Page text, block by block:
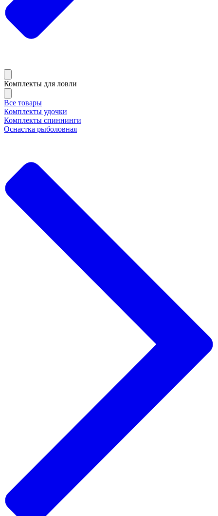
Комплекты для ловли
Все товары
Комплекты удочки
Комплекты спиннинги
Оснастка рыболовная